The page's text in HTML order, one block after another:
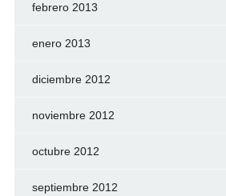
febrero 2013
enero 2013
diciembre 2012
noviembre 2012
octubre 2012
septiembre 2012